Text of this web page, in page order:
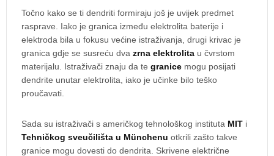
Točno kako se ti dendriti formiraju još je uvijek predmet
rasprave. Iako je granica između elektrolita baterije i
elektroda bila u fokusu većine istraživanja, drugi krivac je
granica gdje se susreću dva zrna elektrolita u čvrstom
materijalu. Istraživači znaju da te granice mogu posijati
dendrite unutar elektrolita, iako je učinke bilo teško
proučavati.
Sada su istraživači s američkog tehnološkog instituta MIT i
Tehničkog sveučilišta u Münchenu otkrili zašto takve
granice mogu dovesti do dendrita. Skrivene električne